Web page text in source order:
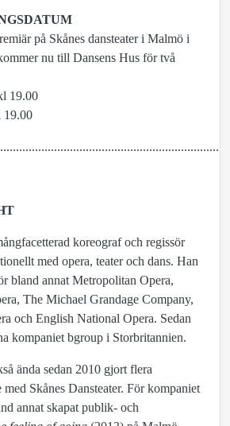
på Skånes dansteater i Malmö i
nu till Dansens Hus för två
19.00
19.00
koreograf och regissör
med opera, teater och dans. Han
bland annat Metropolitan Opera,
The Michael Grandage Company,
och English National Opera. Sedan
kompaniet bgroup i Storbritannien.
ända sedan 2010 gjort flera
med Skånes Dansteater. För kompaniet
annat skapat publik- och